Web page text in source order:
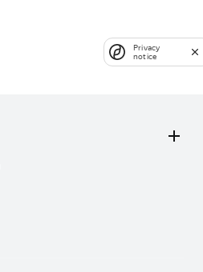
Privacy
notice